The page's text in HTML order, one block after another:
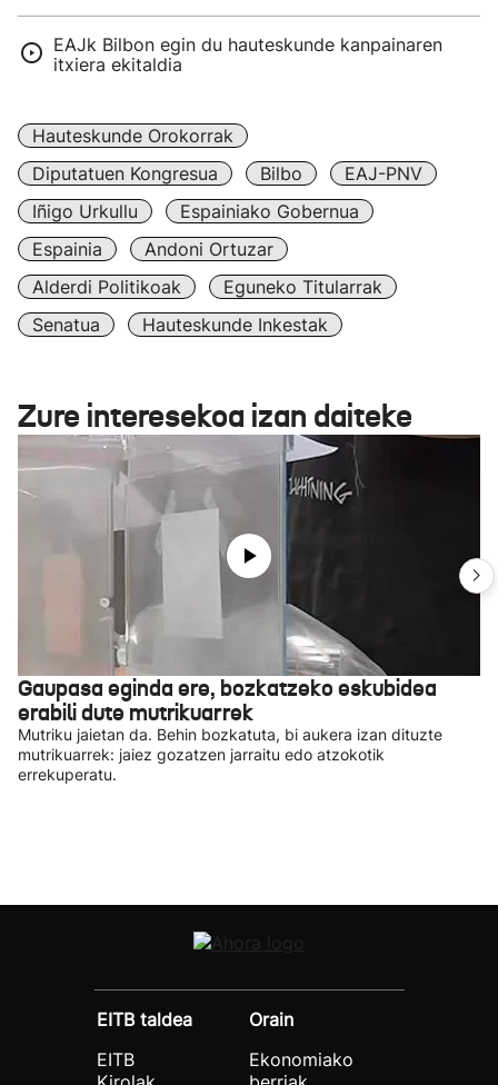
EAJk Bilbon egin du hauteskunde kanpainaren
itxiera ekitaldia
Hauteskunde Orokorrak
Diputatuen Kongresua
Bilbo
EAJ-PNV
Iñigo Urkullu
Espainiako Gobernua
Espainia
Andoni Ortuzar
Alderdi Politikoak
Eguneko Titularrak
Senatua
Hauteskunde Inkestak
Zure interesekoa izan daiteke
Gaupasa eginda ere, bozkatzeko eskubidea
erabili dute mutrikuarrek
Mutriku jaietan da. Behin bozkatuta, bi aukera izan dituzte
mutrikuarrek: jaiez gozatzen jarraitu edo atzokotik
errekuperatu.
EITB taldea
EITB
Orain
Ekonomiako